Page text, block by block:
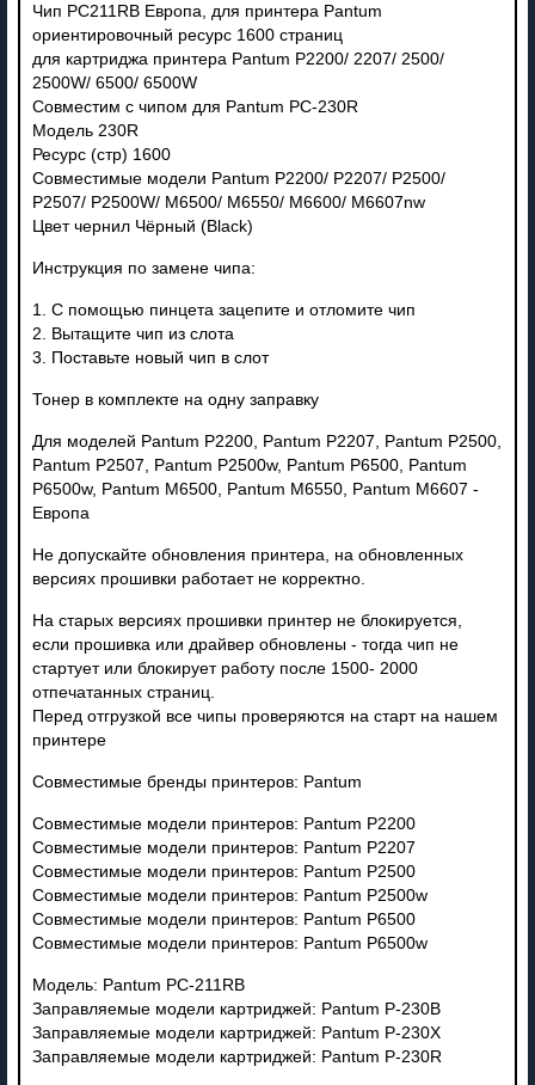
Чип PC211RB Европа, для принтера Pantum
ориентировочный ресурс 1600 страниц
для картриджа принтера Pantum P2200/ 2207/ 2500/
2500W/ 6500/ 6500W
Совместим с чипом для Pantum PC-230R
Модель 230R
Ресурс (стр) 1600
Совместимые модели Pantum P2200/ P2207/ P2500/
P2507/ P2500W/ M6500/ M6550/ M6600/ M6607nw
Цвет чернил Чёрный (Black)
Инструкция по замене чипа:
1. С помощью пинцета зацепите и отломите чип
2. Вытащите чип из слота
3. Поставьте новый чип в слот
Тонер в комплекте на одну заправку
Для моделей Pantum P2200, Pantum P2207, Pantum P2500,
Pantum P2507, Pantum P2500w, Pantum P6500, Pantum
P6500w, Pantum M6500, Pantum M6550, Pantum M6607 -
Европа
Не допускайте обновления принтера, на обновленных
версиях прошивки работает не корректно.
На старых версиях прошивки принтер не блокируется,
если прошивка или драйвер обновлены - тогда чип не
стартует или блокирует работу после 1500- 2000
отпечатанных страниц.
Перед отгрузкой все чипы проверяются на старт на нашем
принтере
Совместимые бренды принтеров: Pantum
Совместимые модели принтеров: Pantum P2200
Совместимые модели принтеров: Pantum P2207
Совместимые модели принтеров: Pantum P2500
Совместимые модели принтеров: Pantum P2500w
Совместимые модели принтеров: Pantum P6500
Совместимые модели принтеров: Pantum P6500w
Модель: Pantum PC-211RB
Заправляемые модели картриджей: Pantum P-230В
Заправляемые модели картриджей: Pantum P-230X
Заправляемые модели картриджей: Pantum P-230R